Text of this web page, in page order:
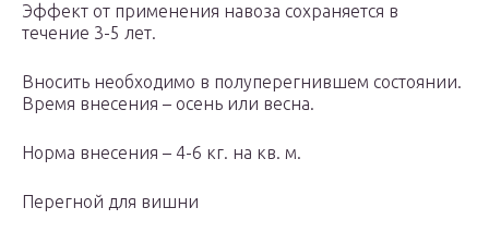
Эффект от применения навоза сохраняется в
течение 3-5 лет.
Вносить необходимо в полуперегнившем состоянии.
Время внесения – осень или весна.
Норма внесения – 4-6 кг. на кв. м.
Перегной для вишни